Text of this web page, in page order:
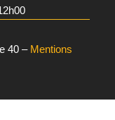
40 – Mentions